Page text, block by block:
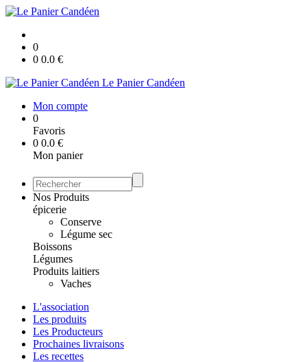
0
0 0.0 €
Le Panier Candéen
Mon compte
0
Favoris
0 0.0 €
Mon panier
Nos Produits
épicerie
Conserve
Légume sec
Boissons
Légumes
Produits laitiers
Vaches
L'association
Les produits
Les Producteurs
Prochaines livraisons
Les recettes